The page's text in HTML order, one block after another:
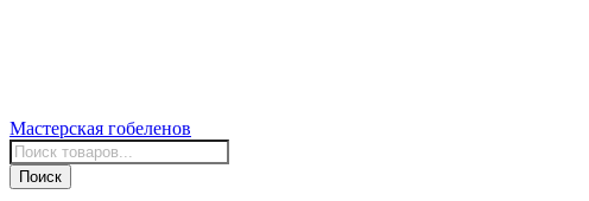
Мастерская гобеленов
Поиск
товаров
Поиск